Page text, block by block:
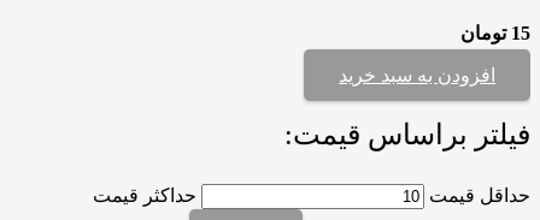
15 تومان
افزودن به سبد خرید
فیلتر براساس قیمت:
حداقل قیمت حداکثر قیمت